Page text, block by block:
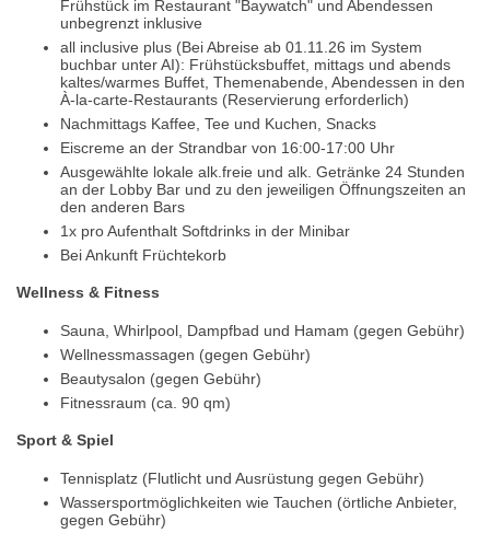
Frühstück im Restaurant "Baywatch" und Abendessen
unbegrenzt inklusive
all inclusive plus (Bei Abreise ab 01.11.26 im System
buchbar unter AI): Frühstücksbuffet, mittags und abends
kaltes/warmes Buffet, Themenabende, Abendessen in den
À-la-carte-Restaurants (Reservierung erforderlich)
Nachmittags Kaffee, Tee und Kuchen, Snacks
Eiscreme an der Strandbar von 16:00-17:00 Uhr
Ausgewählte lokale alk.freie und alk. Getränke 24 Stunden
an der Lobby Bar und zu den jeweiligen Öffnungszeiten an
den anderen Bars
1x pro Aufenthalt Softdrinks in der Minibar
Bei Ankunft Früchtekorb
Wellness & Fitness
Sauna, Whirlpool, Dampfbad und Hamam (gegen Gebühr)
Wellnessmassagen (gegen Gebühr)
Beautysalon (gegen Gebühr)
Fitnessraum (ca. 90 qm)
Sport & Spiel
Tennisplatz (Flutlicht und Ausrüstung gegen Gebühr)
Wassersportmöglichkeiten wie Tauchen (örtliche Anbieter,
gegen Gebühr)